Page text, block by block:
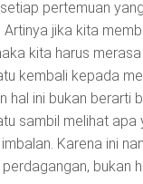
pertemuan
Artinya jika kita
kita harus
kembali kepada
hal ini bukan berarti
sambil melihat apa
Karena ini
bukan